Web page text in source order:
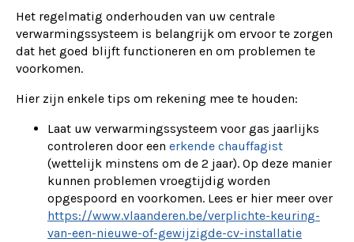
Het regelmatig onderhouden van uw centrale
verwarmingssysteem is belangrijk om ervoor te zorgen
dat het goed blijft functioneren en om problemen te
voorkomen.
Hier zijn enkele tips om rekening mee te houden:
Laat uw verwarmingssysteem voor gas jaarlijks
controleren door een erkende chauffagist
(wettelijk minstens om de 2 jaar). Op deze manier
kunnen problemen vroegtijdig worden
opgespoord en voorkomen. Lees er hier meer over
https://www.vlaanderen.be/verplichte-keuring-
van-een-nieuwe-of-gewijzigde-cv-installatie